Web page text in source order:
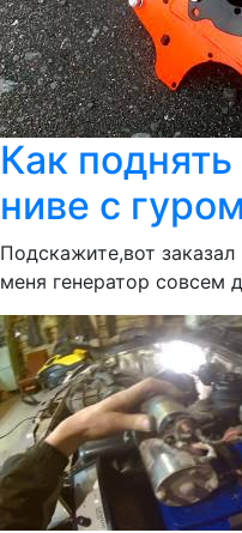
Как
ниве с гуром
Подскажите,вот
меня генератор совсем